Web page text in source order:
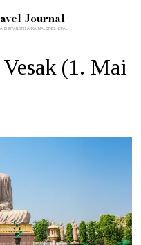
Journal
(1. Mai